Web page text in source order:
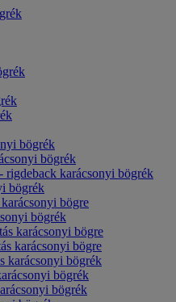
bögrék
bögrék
karácsonyi bögrék
bögrék
bögre
bögrék
karácsonyi bögre
karácsonyi bögre
karácsonyi bögrék
bögrék
bögrék